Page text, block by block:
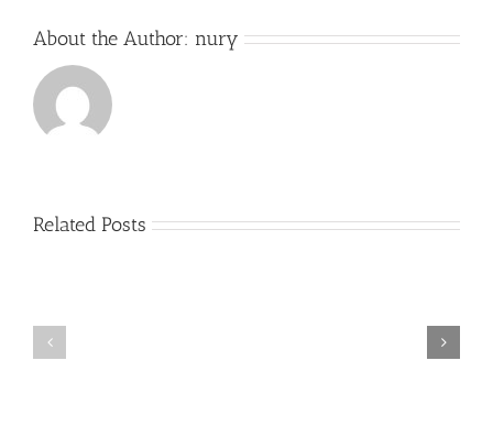
About the Author: nury
Related Posts